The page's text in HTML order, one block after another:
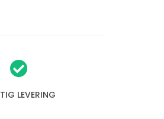
LEVERING